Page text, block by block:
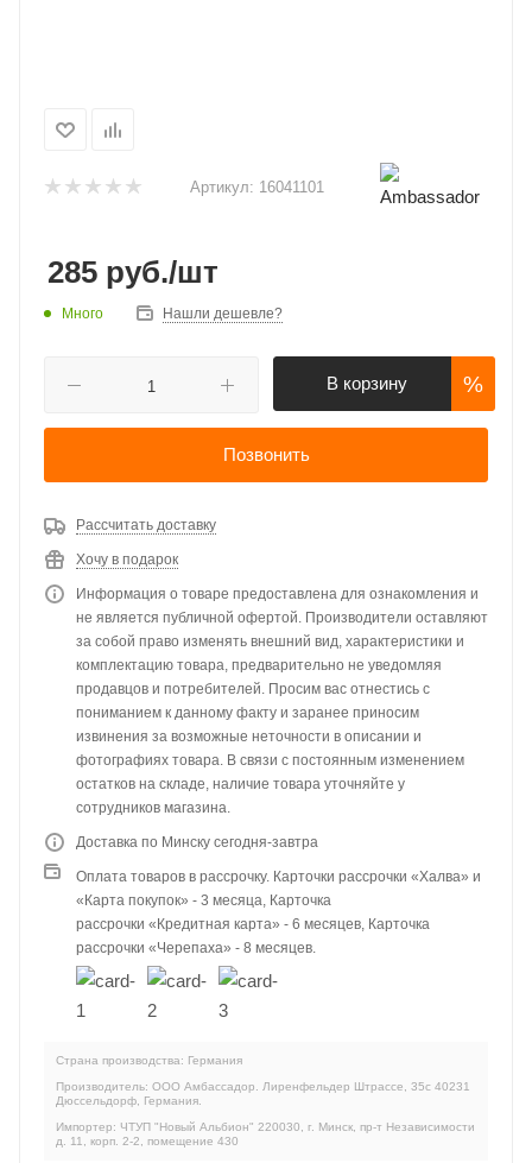
Артикул: 16041101
285 руб./шт
Много Нашли дешевле?
В корзину %
Позвонить
Рассчитать доставку
Хочу в подарок
Информация о товаре предоставлена для ознакомления и
не является публичной офертой. Производители оставляют
за собой право изменять внешний вид, характеристики и
комплектацию товара, предварительно не уведомляя
продавцов и потребителей. Просим вас отнестись с
пониманием к данному факту и заранее приносим
извинения за возможные неточности в описании и
фотографиях товара. В связи с постоянным изменением
остатков на складе, наличие товара уточняйте у
сотрудников магазина.
Доставка по Минску сегодня-завтра
Оплата товаров в рассрочку. Карточки рассрочки «Халва» и
«Карта покупок» - 3 месяца, Карточка
рассрочки «Кредитная карта» - 6 месяцев, Карточка
рассрочки «Черепаха» - 8 месяцев.
Страна производства: Германия
Производитель: ООО Амбассадор. Лиренфельдер Штрассе, 35c 40231
Дюссельдорф, Германия.
Импортер: ЧТУП "Новый Альбион" 220030, г. Минск, пр-т Независимости
д. 11, корп. 2-2, помещение 430